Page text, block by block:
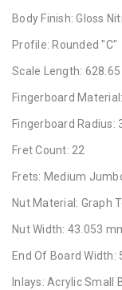
Body Finish: Gloss
Profile: Rounded "C"
Scale Length:
Fingerboard
Fingerboard Radius:
Fret Count: 22
Frets: Medium
Nut Material: Graph
Nut Width: 43.053
End Of Board
Inlays: Acrylic Small